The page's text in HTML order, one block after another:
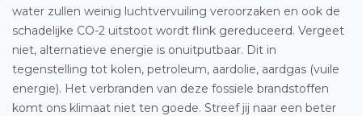
water zullen weinig luchtvervuiling veroorzaken en ook de
schadelijke CO-2 uitstoot wordt flink gereduceerd. Vergeet
niet, alternatieve energie is onuitputbaar. Dit in
tegenstelling tot kolen, petroleum, aardolie, aardgas (vuile
energie). Het verbranden van deze fossiele brandstoffen
komt ons klimaat niet ten goede. Streef jij naar een beter